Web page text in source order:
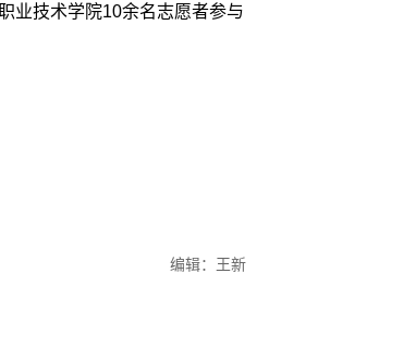
业技术学院10余名志愿者参与
编辑：王新